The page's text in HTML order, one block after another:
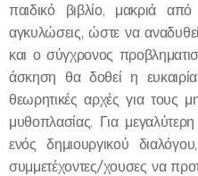
παιδικό βιβλίο, μακριά από
αγκυλώσεις, ώστε να
και ο σύγχρονος
άσκηση θα δοθεί η
θεωρητικές αρχές για τους
μυθοπλασίας. Για
ενός δημιουργικού
συμμετέχοντες/χουσες να